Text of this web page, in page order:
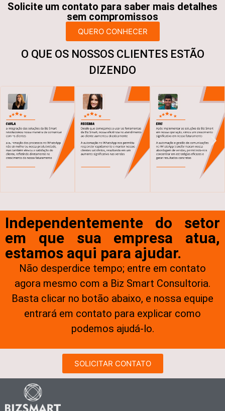
Solicite um contato para saber mais detalhes
sem compromissos
QUERO CONHECER
O QUE OS NOSSOS CLIENTES ESTÃO
DIZENDO
Independentemente do setor
em que sua empresa atua,
estamos aqui para ajudar.
Não desperdice tempo; entre em contato
agora mesmo com a Biz Smart Consultoria.
Basta clicar no botão abaixo, e nossa equipe
entrará em contato para explicar como
podemos ajudá-lo.
SOLICITAR CONTATO